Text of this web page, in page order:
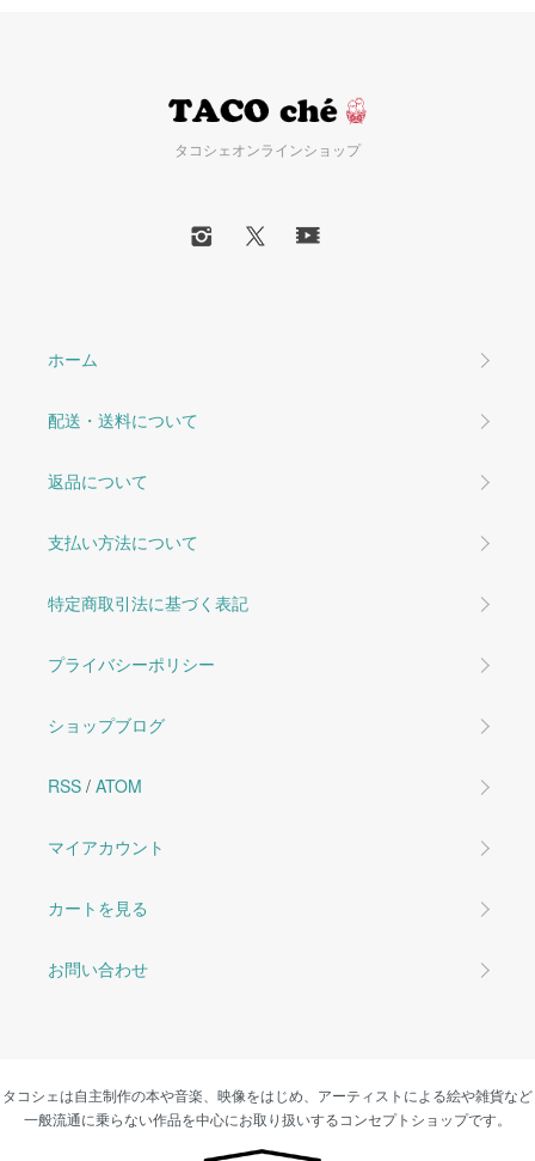
タコシェオンラインショップ
ホーム
配送・送料について
返品について
支払い方法について
特定商取引法に基づく表記
プライバシーポリシー
ショップブログ
RSS / ATOM
マイアカウント
カートを見る
お問い合わせ
タコシェは自主制作の本や音楽、映像をはじめ、アーティストによる絵や雑貨など
一般流通に乗らない作品を中心にお取り扱いするコンセプトショップです。